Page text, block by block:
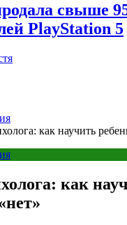
свыше
PlayStation 5
как научить
как